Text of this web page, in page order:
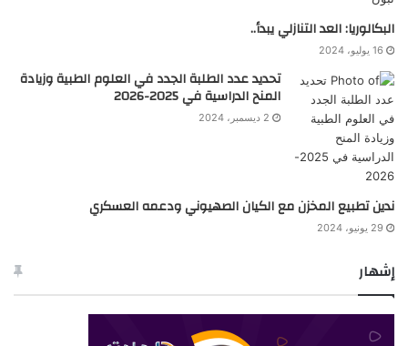
البكالوريا: العد التنازلي يبدأ..
16 يوليو، 2024
تحديد عدد الطلبة الجدد في العلوم الطبية وزيادة
المنح الدراسية في 2025-2026
2 ديسمبر، 2024
ندين تطبيع المخزن مع الكيان الصهيوني ودعمه العسكري
29 يونيو، 2024
إشهار